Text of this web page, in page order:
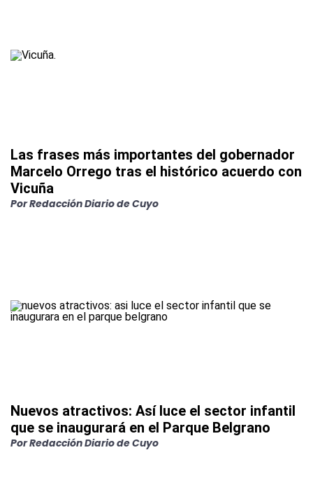
Las frases más importantes del gobernador
Marcelo Orrego tras el histórico acuerdo con
Vicuña
PorRedacción Diario de Cuyo
Nuevos atractivos: Así luce el sector infantil
que se inaugurará en el Parque Belgrano
PorRedacción Diario de Cuyo